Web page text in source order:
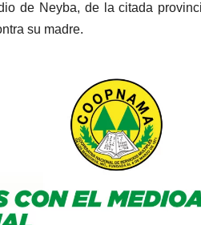
de Neyba, de la citada
su madre.